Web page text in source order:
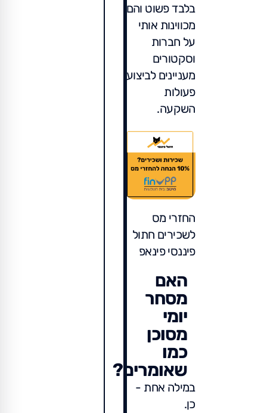
בלבד פשוט והם
מכווינות אותי
על חברות
וסקטורים
מעניינים לביצוע
פעולות
השקעה.
החזרי מס
לשכירים חתול
פיננסי פינאפ
האם
מסחר
יומי
מסוכן
כמו
שאומרים?
במילה אחת -
כן.